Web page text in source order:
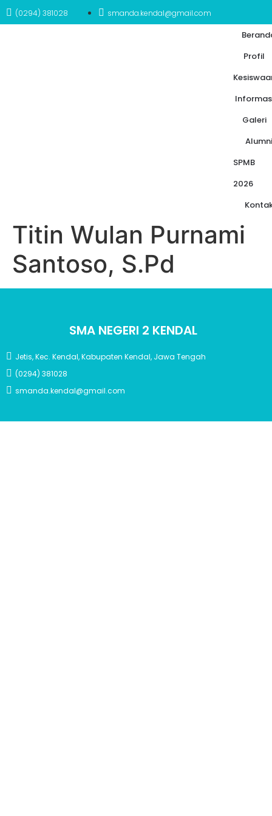
(0294) 381028 smanda.kendal@gmail.com
Profil
Galeri
Alumni
SPMB
2026
Titin Wulan Purnami
Santoso, S.Pd
SMA NEGERI 2 KENDAL
Jetis, Kec. Kendal, Kabupaten Kendal, Jawa Tengah
(0294) 381028
smanda.kendal@gmail.com